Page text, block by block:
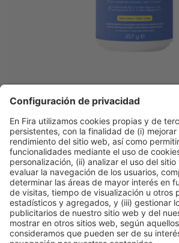
Descubre más
expositores de
Facebook Twitter LinkedIn